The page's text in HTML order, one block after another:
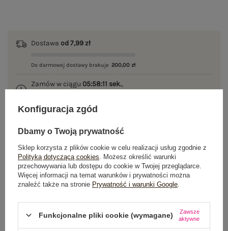
Dostawa od 7,99 zł
Do darmowej dostawy brakuje 200,00 zł
Zamów w ciągu 05:58:10 sek.
100 dni na zwrot
OPIS PRODUKTU
GŁÓWNE PARAMETRY
Konfiguracja zgód
Dbamy o Twoją prywatność
Sklep korzysta z plików cookie w celu realizacji usług zgodnie z
Polityką dotyczącą cookies . Możesz określić warunki
przechowywania lub dostępu do cookie w Twojej przeglądarce.
Więcej informacji na temat warunków i prywatności można
znaleźć także na stronie Prywatność i warunki Google
Funkcjonalne pliki cookie (wymagane)
Zawsze
aktywne